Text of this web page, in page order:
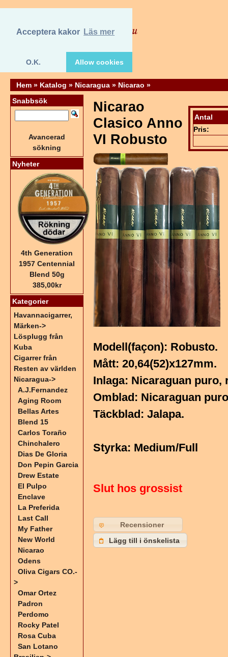
Acceptera kakor Läs mer
O.K. Allow cookies
Hem » Katalog » Nicaragua » Nicarao »
Antal
Pris:
Nicarao
Clasico Anno
VI Robusto
Modell(façon): Robusto.
Mått: 20,64(52)x127mm.
Inlaga: Nicaraguan puro,
Omblad: Nicaraguan
Täckblad: Jalapa.
Styrka: Medium/Full
Slut hos grossist
Recensioner
Lägg till i önskelista
Snabbsök
Avancerad
sökning
Nyheter
4th Generation
1957 Centennial
Blend 50g
385,00kr
Kategorier
Havannacigarrer,
Märken->
Lösplugg från
Kuba
Cigarrer från
Resten av världen
Nicaragua->
A.J.Fernandez
Aging Room
Bellas Artes
Blend 15
Carlos Toraño
Chinchalero
Dias De Gloria
Don Pepin Garcia
Drew Estate
El Pulpo
Enclave
La Preferida
Last Call
My Father
New World
Nicarao
Odens
Oliva Cigars CO.-
>
Omar Ortez
Padron
Perdomo
Rocky Patel
Rosa Cuba
San Lotano